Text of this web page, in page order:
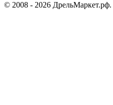
© 2008 - 2026 ДрельМаркет.рф.